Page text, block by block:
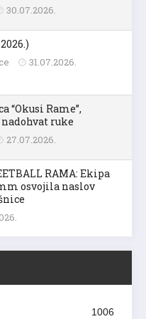
30.07.2026.
31.07.2026.
“Okusi Rame”,
ruke
27.07.2026.
RAMA: Ekipa
osvojila naslov
1006